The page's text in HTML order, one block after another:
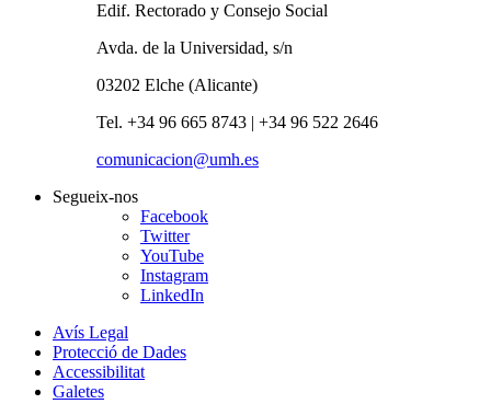
Edif. Rectorado y Consejo Social
Avda. de la Universidad, s/n
03202 Elche (Alicante)
Tel. +34 96 665 8743 | +34 96 522 2646
comunicacion@umh.es
Segueix-nos
Facebook
Twitter
YouTube
Instagram
LinkedIn
Avís Legal
Protecció de Dades
Accessibilitat
Galetes